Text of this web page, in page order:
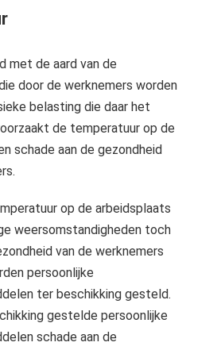
met de aard van de
door de werknemers worden
belasting die daar het
de temperatuur op de
schade aan de gezondheid
op de arbeidsplaats
weersomstandigheden toch
van de werknemers
persoonlijke
ter beschikking gesteld.
gestelde persoonlijke
schade aan de